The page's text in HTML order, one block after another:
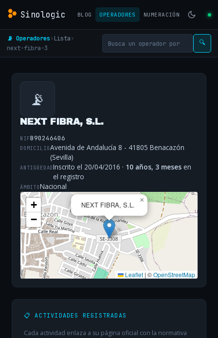
Sinologic BLOG OPERADORES NUMERACIÓN
📡 Operadores› Lista›
next-fibra-3
🔍
📡
NEXT FIBRA, S.L.
NIFB90246406
DOMICILIOAvenida de Andalucía 8 - 41805 Benacazón
(Sevilla)
ANTIGÜEDADInscrito el 20/04/2016 · 10 años, 3 meses en
el registro
ÁMBITONacional
NEXT FIBRA, S.L.
×
+
−
Leaflet | ©OpenStreetMap
📋 ACTIVIDADES REGISTRADAS
Cada actividad enlaza a su página oficial con la normativa